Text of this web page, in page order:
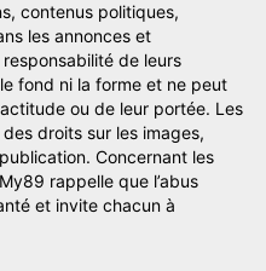
contenus politiques,
les annonces et
de leurs
fond ni la forme et ne peut
ou de leur portée. Les
droits sur les images,
Concernant les
rappelle que l’abus
et invite chacun à